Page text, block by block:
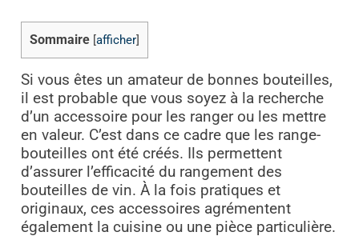
Sommaire afficher]
Si vous êtes un amateur de bonnes bouteilles,
il est probable que vous soyez à la recherche
d’un accessoire pour les ranger ou les mettre
en valeur. C’est dans ce cadre que les range-
bouteilles ont été créés. Ils permettent
d’assurer l’efficacité du rangement des
bouteilles de vin. À la fois pratiques et
originaux, ces accessoires agrémentent
également la cuisine ou une pièce particulière.